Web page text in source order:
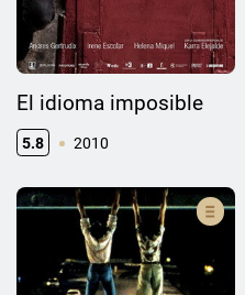
El idioma imposible
5.8 2010